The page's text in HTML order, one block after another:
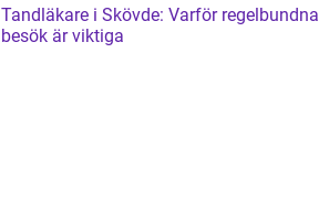
Tandläkare i Skövde: Varför regelbundna
besök är viktiga